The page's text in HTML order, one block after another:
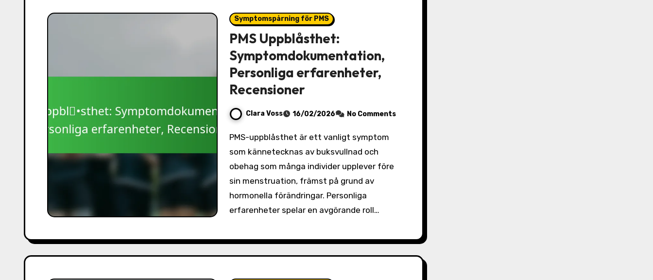
Symptomspårning för PMS
PMS Uppblåsthet:
Symptomdokumentation,
Personliga erfarenheter,
Recensioner
Clara Voss 16/02/2026 No Comments
PMS-uppblåsthet är ett vanligt symptom
som kännetecknas av buksvullnad och
obehag som många individer upplever före
sin menstruation, främst på grund av
hormonella förändringar. Personliga
erfarenheter spelar en avgörande roll…